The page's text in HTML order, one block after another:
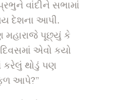
વાંદીને સભામાં
દેશના આપી.
મહારાજે પૂછ્યું કે
એવો કયો
કરેલું થોડું પણ
આપે?”